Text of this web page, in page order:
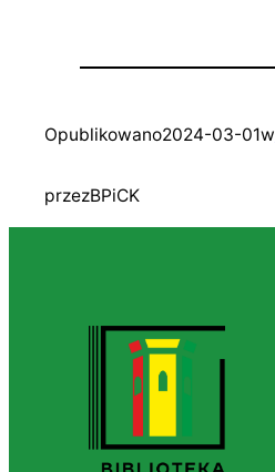
Opublikowano2024-03-01w
przezBPiCK